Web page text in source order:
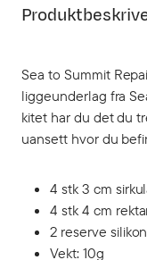
Sea to Summit
liggeunderlag fra
kitet har du det du
uansett hvor du
4 stk 3 cm
4 stk 4 cm
2 reserve
Vekt: 10g